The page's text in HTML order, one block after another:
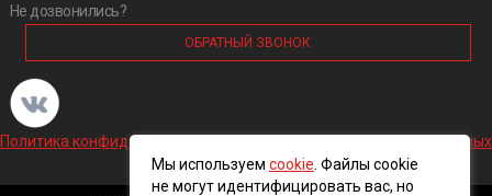
Не дозвонились?
ОБРАТНЫЙ ЗВОНОК
Политика конфиденциальности и обработки персональных данных
Мы используем cookie . Файлы cookie
не могут идентифицировать вас, но